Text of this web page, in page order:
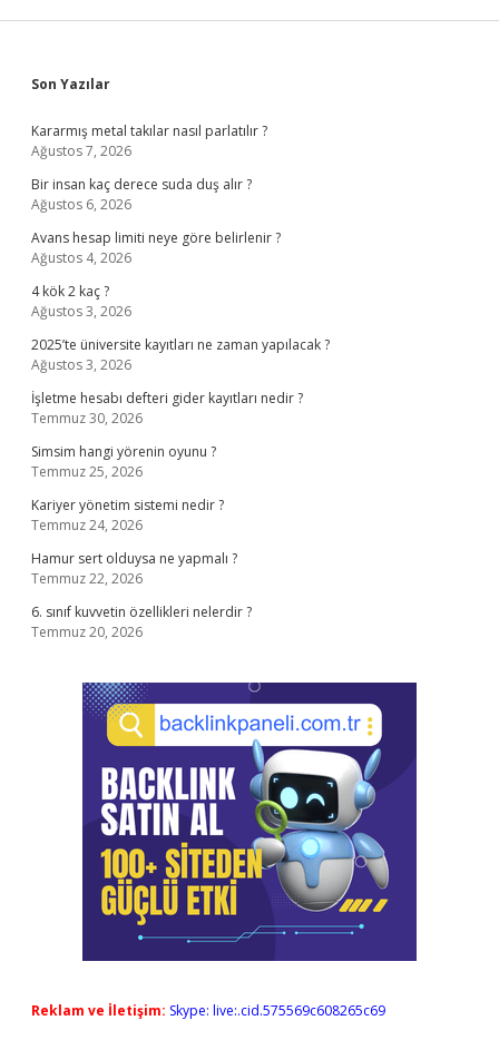
Sidebar
Son Yazılar
Kararmış metal takılar nasıl parlatılır ?
Ağustos 7, 2026
Bir insan kaç derece suda duş alır ?
Ağustos 6, 2026
Avans hesap limiti neye göre belirlenir ?
Ağustos 4, 2026
4 kök 2 kaç ?
Ağustos 3, 2026
2025’te üniversite kayıtları ne zaman yapılacak ?
Ağustos 3, 2026
İşletme hesabı defteri gider kayıtları nedir ?
Temmuz 30, 2026
Simsim hangi yörenin oyunu ?
Temmuz 25, 2026
Kariyer yönetim sistemi nedir ?
Temmuz 24, 2026
Hamur sert olduysa ne yapmalı ?
Temmuz 22, 2026
6. sınıf kuvvetin özellikleri nelerdir ?
Temmuz 20, 2026
Reklam ve İletişim: Skype: live:.cid.575569c608265c69